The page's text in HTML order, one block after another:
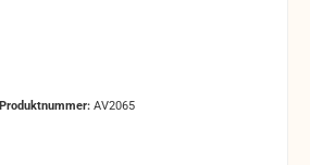
Produktnummer: AV2065